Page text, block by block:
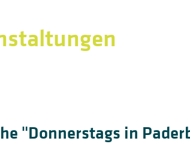
"Donnerstags in